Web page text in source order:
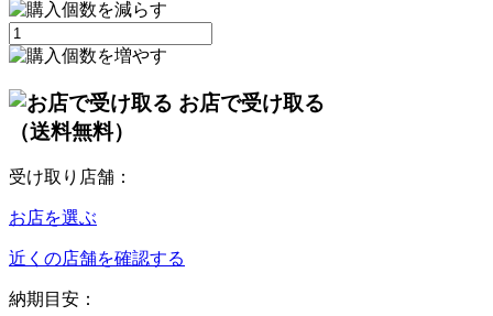
お店で受け取る
（送料無料）
受け取り店舗：
お店を選ぶ
近くの店舗を確認する
納期目安：